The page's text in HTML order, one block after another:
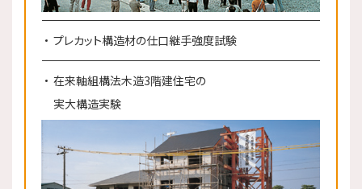
プレカット構造材の仕口継手強度試験
在来軸組構法木造3階建住宅の
実大構造実験